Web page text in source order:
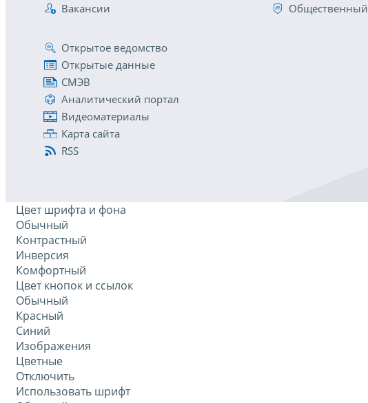
Вакансии
Общественный
Открытое ведомство
Открытые данные
СМЭВ
Аналитический портал
Видеоматериалы
Карта сайта
RSS
Цвет шрифта и фона
Обычный
Контрастный
Инверсия
Комфортный
Цвет кнопок и ссылок
Обычный
Красный
Синий
Изображения
Цветные
Отключить
Использовать шрифт